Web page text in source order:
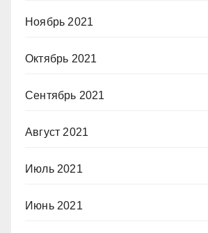
Ноябрь 2021
Октябрь 2021
Сентябрь 2021
Август 2021
Июль 2021
Июнь 2021